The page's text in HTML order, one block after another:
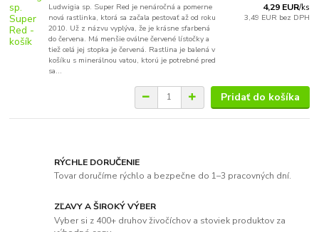
Ludwigia sp. Super Red je nenáročná a pomerne
nová rastlinka, ktorá sa začala pestovať až od roku
2010. Už z názvu vyplýva, že je krásne sfarbená
do červena. Má menšie oválne červené lístočky a
tiež celá jej stopka je červená. Rastlina je balená v
košíku s minerálnou vatou, ktorú je potrebné pred
sa...
4,29 EUR/ks
3,49 EUR bez DPH
Pridať do košíka
RÝCHLE DORUČENIE
Tovar doručíme rýchlo a bezpečne do 1–3 pracovných dní.
ZĽAVY A ŠIROKÝ VÝBER
Vyber si z 400+ druhov živočíchov a stoviek produktov za